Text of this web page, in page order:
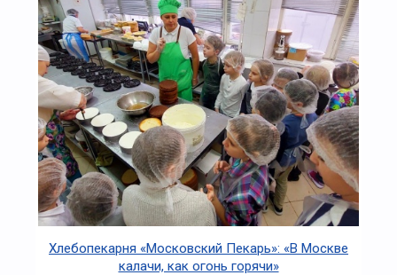
Хлебопекарня «Московский Пекарь»: «В Москве
калачи, как огонь горячи»